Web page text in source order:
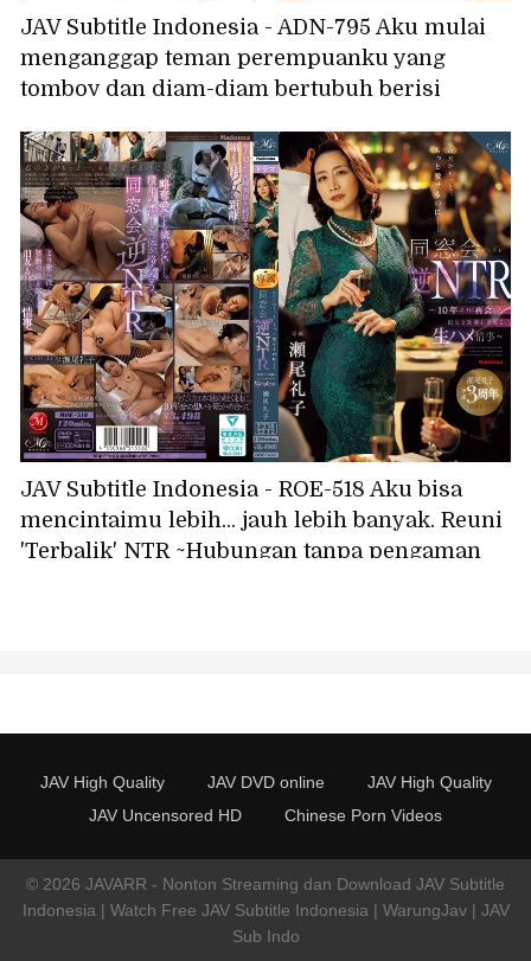
JAV Subtitle Indonesia - ADN-795 Aku mulai
menganggap teman perempuanku yang
tomboy dan diam-diam bertubuh berisi
Sannomiya
JAV Subtitle Indonesia - ROE-518 Aku bisa
mencintaimu lebih... jauh lebih banyak. Reuni
'Terbalik' NTR ~Hubungan tanpa pengaman
JAV High Quality JAV DVD online
JAV High Quality
JAV Uncensored HD
Chinese Porn Videos
© 2026 JAVARR - Nonton Streaming dan Download JAV Subtitle
Indonesia | Watch Free JAV Subtitle Indonesia | WarungJav | JAV
Sub Indo